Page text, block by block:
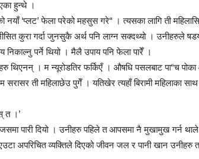
हुन्थे ।
‘प्लट’ फेला परेको महसुस गरे“ । त्यसका लागि ती
कुरा गर्दा जुनसुकै अर्थ पनि लाग्न सक्दथ्यो । उनीहरुले
निकाल्नु पर्ने थियो । मैलै उपाय पनि फेला पारेँ ।
थिएनन् । म न्यूरोडतिर फर्किएँ । औषधि पसलबाट पा“च
सरासर ती महिलाछेउ पुगेँ । यतिखेर त्यहाँ बिरामी महिलाका
त ।’
पारी दियो । उनीहरु पहिले त आपसमा नै मुखामुख गर्न थाले
अपरिचित व्यक्तिले दिएको जीवन जल र पानी खान उनीहरु